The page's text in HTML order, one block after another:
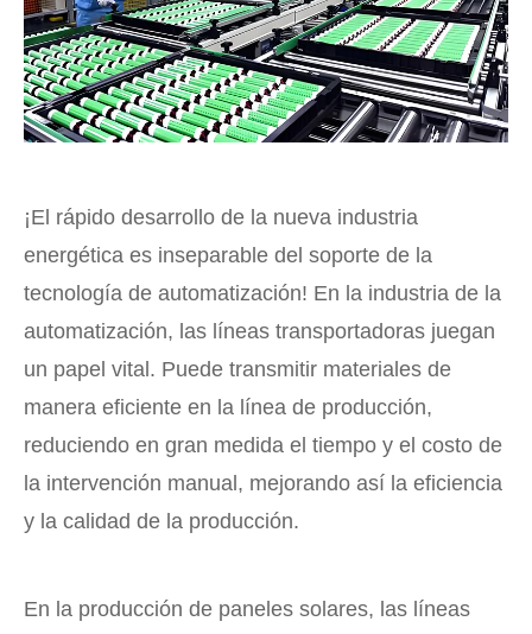
¡El rápido desarrollo de la nueva industria
energética es inseparable del soporte de la
tecnología de automatización! En la industria de la
automatización, las líneas transportadoras juegan
un papel vital. Puede transmitir materiales de
manera eficiente en la línea de producción,
reduciendo en gran medida el tiempo y el costo de
la intervención manual, mejorando así la eficiencia
y la calidad de la producción.
En la producción de paneles solares, las líneas